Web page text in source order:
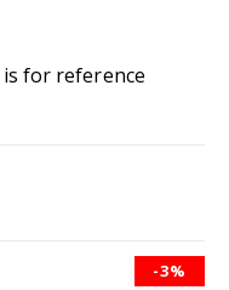
for reference
-3%